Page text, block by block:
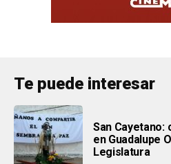
Te puede interesar
San
en Guadalupe
Legislatura